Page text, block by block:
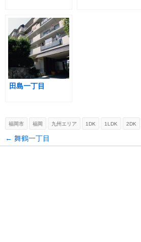
田島一丁目
福岡市 福岡 九州エリア 1DK 1LDK 2DK
Post navigation
← 舞鶴一丁目